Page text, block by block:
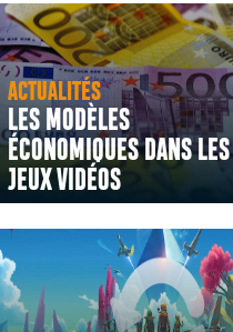
ACTUALITÉS
LES MODÈLES
ÉCONOMIQUES DANS LES
JEUX VIDÉOS